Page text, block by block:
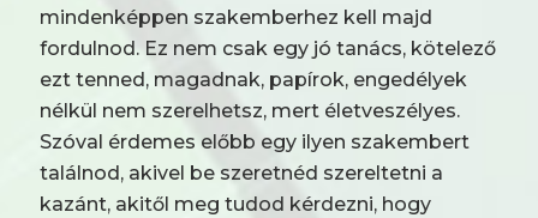
mindenképpen szakemberhez kell majd
fordulnod. Ez nem csak egy jó tanács, kötelező
ezt tenned, magadnak, papírok, engedélyek
nélkül nem szerelhetsz, mert életveszélyes.
Szóval érdemes előbb egy ilyen szakembert
találnod, akivel be szeretnéd szereltetni a
kazánt, akitől meg tudod kérdezni, hogy